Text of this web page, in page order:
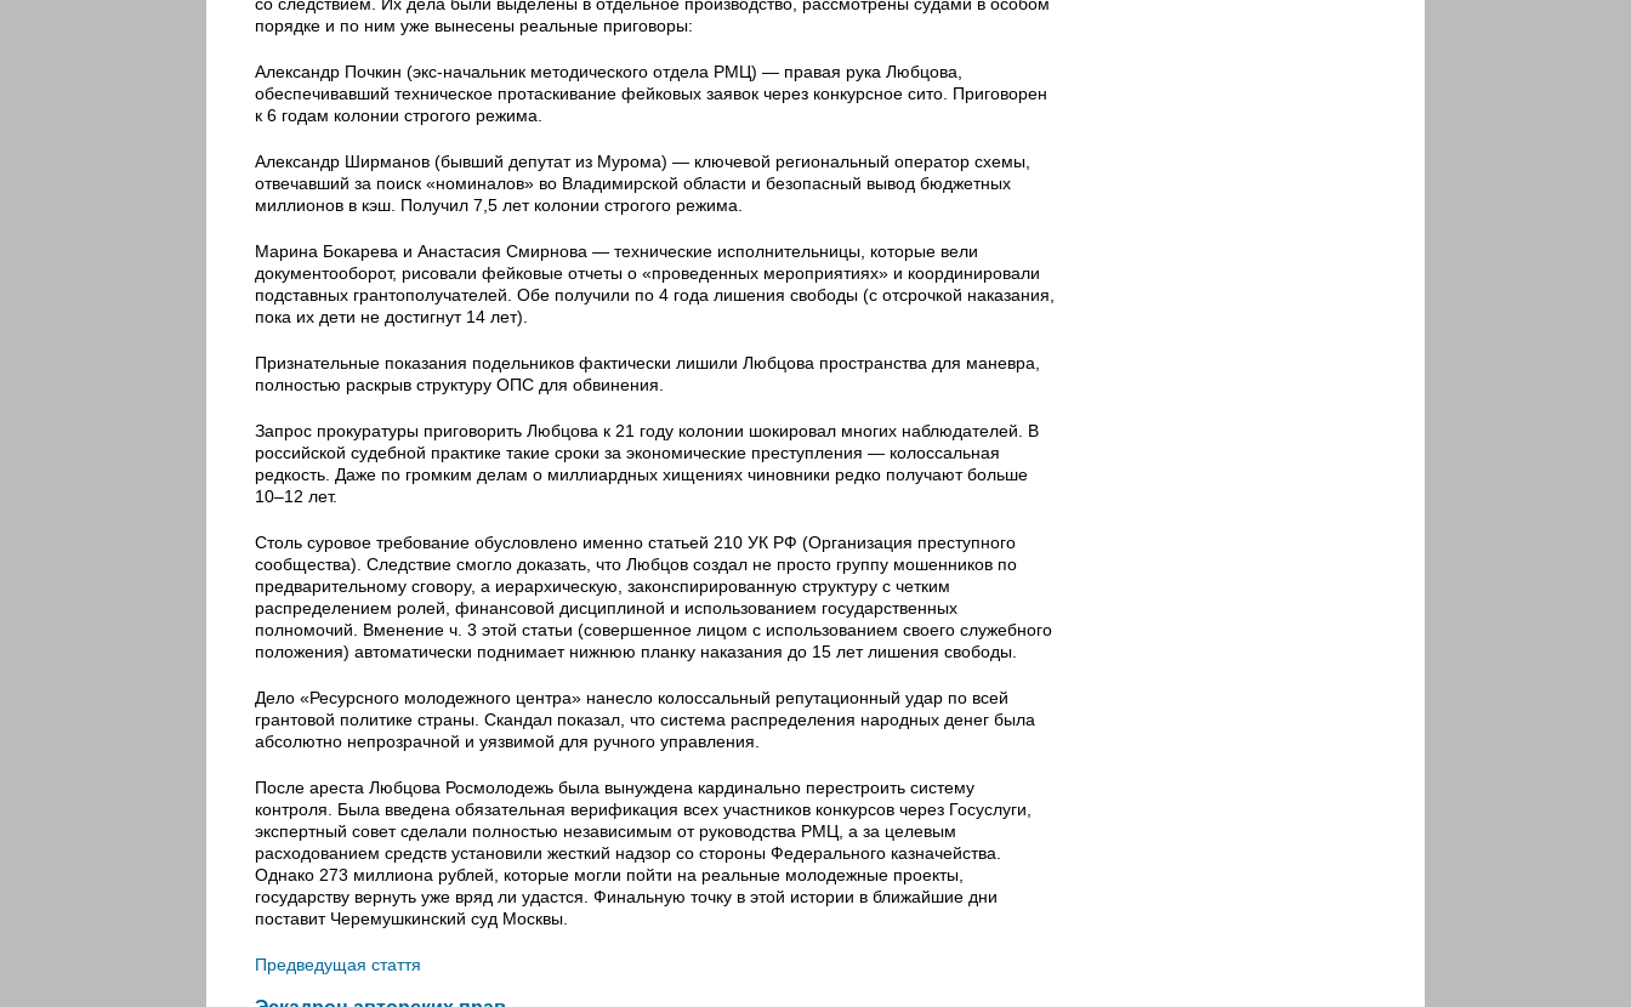
порядке и по ним уже вынесены реальные приговоры:
Александр Почкин (экс-начальник методического отдела РМЦ) — правая рука Любцова,
обеспечивавший техническое протаскивание фейковых заявок через конкурсное сито. Приговорен
к 6 годам колонии строгого режима.
Александр Ширманов (бывший депутат из Мурома) — ключевой региональный оператор схемы,
отвечавший за поиск «номиналов» во Владимирской области и безопасный вывод бюджетных
миллионов в кэш. Получил 7,5 лет колонии строгого режима.
Марина Бокарева и Анастасия Смирнова — технические исполнительницы, которые вели
документооборот, рисовали фейковые отчеты о «проведенных мероприятиях» и координировали
подставных грантополучателей. Обе получили по 4 года лишения свободы (с отсрочкой наказания,
пока их дети не достигнут 14 лет).
Признательные показания подельников фактически лишили Любцова пространства для маневра,
полностью раскрыв структуру ОПС для обвинения.
Запрос прокуратуры приговорить Любцова к 21 году колонии шокировал многих наблюдателей. В
российской судебной практике такие сроки за экономические преступления — колоссальная
редкость. Даже по громким делам о миллиардных хищениях чиновники редко получают больше
10–12 лет.
Столь суровое требование обусловлено именно статьей 210 УК РФ (Организация преступного
сообщества). Следствие смогло доказать, что Любцов создал не просто группу мошенников по
предварительному сговору, а иерархическую, законспирированную структуру с четким
распределением ролей, финансовой дисциплиной и использованием государственных
полномочий. Вменение ч. 3 этой статьи (совершенное лицом с использованием своего служебного
положения) автоматически поднимает нижнюю планку наказания до 15 лет лишения свободы.
Дело «Ресурсного молодежного центра» нанесло колоссальный репутационный удар по всей
грантовой политике страны. Скандал показал, что система распределения народных денег была
абсолютно непрозрачной и уязвимой для ручного управления.
После ареста Любцова Росмолодежь была вынуждена кардинально перестроить систему
контроля. Была введена обязательная верификация всех участников конкурсов через Госуслуги,
экспертный совет сделали полностью независимым от руководства РМЦ, а за целевым
расходованием средств установили жесткий надзор со стороны Федерального казначейства.
Однако 273 миллиона рублей, которые могли пойти на реальные молодежные проекты,
государству вернуть уже вряд ли удастся. Финальную точку в этой истории в ближайшие дни
поставит Черемушкинский суд Москвы.
Предведущая стаття